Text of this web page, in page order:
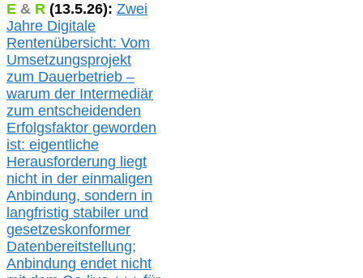
E & R (13.5.26): Zwei
Jahre Digitale
Rentenübersicht: Vom
Umsetzungsprojekt
zum Dauerbetrieb –
warum der Intermediär
zum entscheidenden
Erfolgsfaktor geworden
ist: eigentliche
Herausforderung liegt
nicht in der einmaligen
Anbindung, sondern in
langfristig stabiler und
gesetzeskonformer
Datenbereitstellung;
Anbindung endet nicht